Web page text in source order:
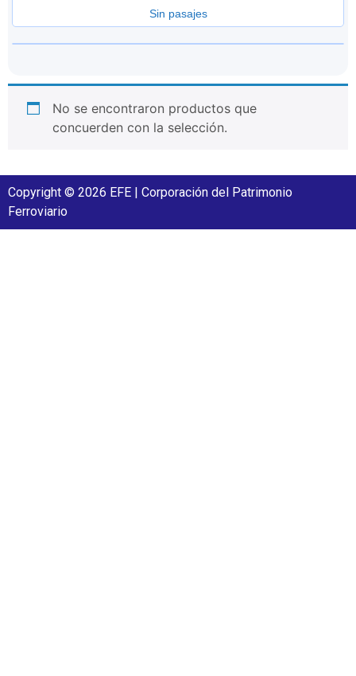
Sin pasajes
No se encontraron productos que
concuerden con la selección.
Copyright © 2026 EFE | Corporación del Patrimonio
Ferroviario